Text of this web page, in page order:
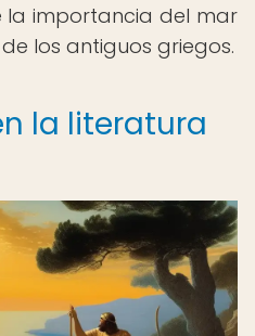
la importancia del mar
los antiguos griegos.
la literatura